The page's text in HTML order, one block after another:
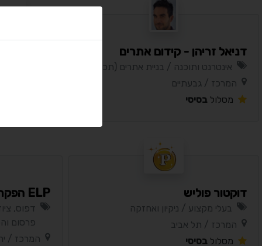
דניאל זריהן - קידום אתרים
אינטרנט ותוכנה / בניית אתרים (תכנות)
המרכז / גבעתיים
מסלול בסיסי
בוטיק
בעלי
דוקטור פוליש
בעלי מקצוע / ניקיון ואחזקה
המרכז / תל אביב
מסלול בסיסי
ELP הפקת סרטים
דפוס,
פרסום
המרכז /